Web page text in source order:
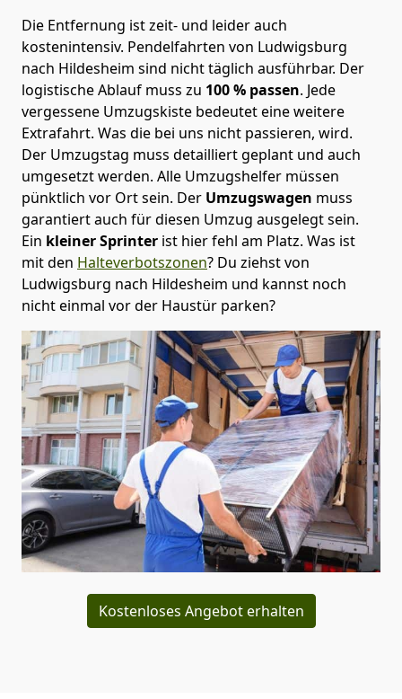
Die Entfernung ist zeit- und leider auch
kostenintensiv. Pendelfahrten von Ludwigsburg
nach Hildesheim sind nicht täglich ausführbar. Der
logistische Ablauf muss zu 100 % passen. Jede
vergessene Umzugskiste bedeutet eine weitere
Extrafahrt. Was die bei uns nicht passieren, wird.
Der Umzugstag muss detailliert geplant und auch
umgesetzt werden. Alle Umzugshelfer müssen
pünktlich vor Ort sein. Der Umzugswagen muss
garantiert auch für diesen Umzug ausgelegt sein.
Ein kleiner Sprinter ist hier fehl am Platz. Was ist
mit den Halteverbotszonen? Du ziehst von
Ludwigsburg nach Hildesheim und kannst noch
nicht einmal vor der Haustür parken?
Kostenloses Angebot erhalten